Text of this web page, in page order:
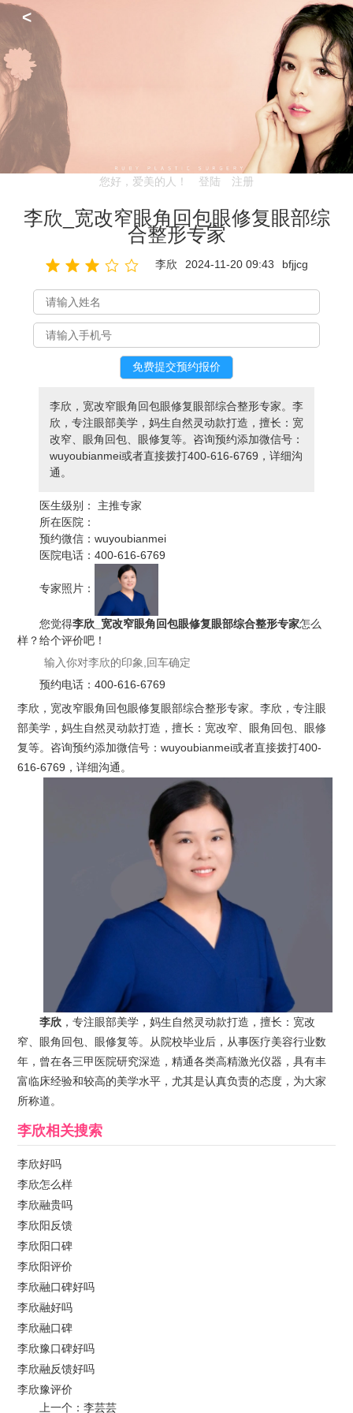
<
您好，爱美的人！ 登陆 注册
李欣_宽改窄眼角回包眼修复眼部综
合整形专家
李欣 2024-11-20 09:43 bfjjcg
李欣，宽改窄眼角回包眼修复眼部综合整形专家。李
欣，专注眼部美学，妈生自然灵动款打造，擅长：宽
改窄、眼角回包、眼修复等。咨询预约添加微信号：
wuyoubianmei或者直接拨打400-616-6769，详细沟
通。
医生级别：
主推专家
所在医院：
预约微信：wuyoubianmei
医院电话：400-616-6769
专家照片：
您觉得李欣_宽改窄眼角回包眼修复眼部综合整形专家怎么
样？给个评价吧！
预约电话：400-616-6769
李欣，宽改窄眼角回包眼修复眼部综合整形专家。李欣，专注眼
部美学，妈生自然灵动款打造，擅长：宽改窄、眼角回包、眼修
复等。咨询预约添加微信号：wuyoubianmei或者直接拨打400-
616-6769，详细沟通。
李欣 ，专注眼部美学，妈生自然灵动款打造，擅长：宽改
窄、眼角回包、眼修复等。从院校毕业后，从事医疗美容行业数
年，曾在各三甲医院研究深造，精通各类高精激光仪器，具有丰
富临床经验和较高的美学水平，尤其是认真负责的态度，为大家
所称道。
李欣相关搜索
李欣好吗
李欣怎么样
李欣融贵吗
李欣阳反馈
李欣阳口碑
李欣阳评价
李欣融口碑好吗
李欣融好吗
李欣融口碑
李欣豫口碑好吗
李欣融反馈好吗
李欣豫评价
上一个：李芸芸